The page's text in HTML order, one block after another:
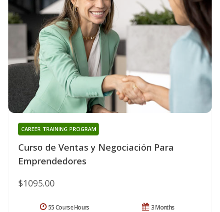
Curso de Ventas y Negociación Para
Emprendedores
CAREER TRAINING PROGRAM
$1095.00
3 Months
55 Course Hours